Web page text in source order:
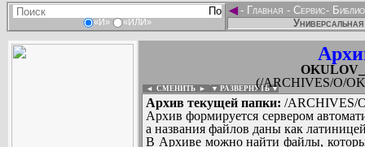
«И» «ИЛИ»
◄- Главная - Сервис-
(/ARCHIVES/O/
◄ СМЕНИТЬ ► ▼ РАЗВЕРНУТЬ ▼
Архив текущей папки: /ARCHIVES/
Архив формируется сервером
а названия файлов даны как
В Архиве можно найти файлы,